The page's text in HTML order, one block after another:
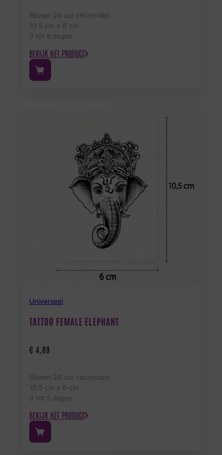
Binnen 24 uur verzonden
10.5 cm x 6 cm
3 tot 5 dagen
BEKIJK HET PRODUCT
Universeel
TATTOO FEMALE ELEPHANT
€ 4,09
Binnen 24 uur verzonden
10.5 cm x 6 cm
3 tot 5 dagen
BEKIJK HET PRODUCT